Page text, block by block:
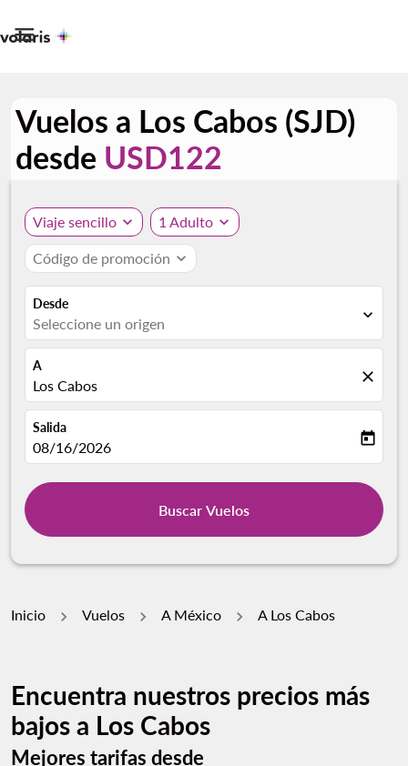

Vuelos a Los Cabos (SJD)
desde USD122
Viaje sencillo expand_more 1 Adulto expand_more
Código de promoción expand_more
Desde
Seleccione un origen expand_more
A
Los Cabos close
Salida
fc-booking-departure-date-aria-label
08/16/2026 today
Buscar Vuelos
Inicio Vuelos A México A Los Cabos
Encuentra nuestros precios más
bajos a Los Cabos
Mejores tarifas desde